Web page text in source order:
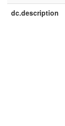
dc.description